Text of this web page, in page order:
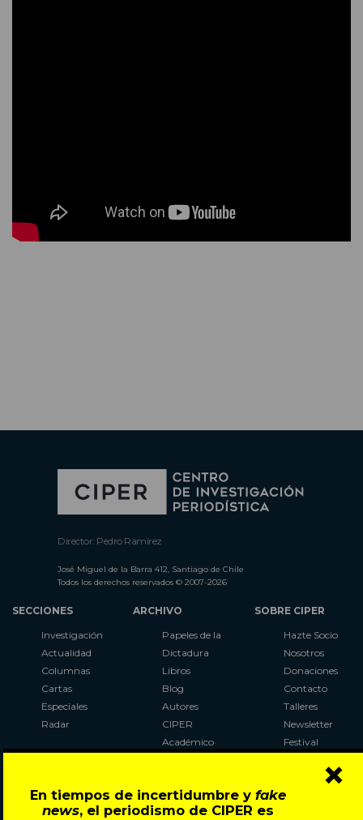
En tiempos de incertidumbre y fake
news, el periodismo de CIPER es
×
Director: Pedro Ramírez
José Miguel de la Barra 412, Santiago de Chile
Todos los derechos reservados © 2007-2026
SECCIONES
Investigación
Actualidad
Columnas
Cartas
Especiales
Radar
ARCHIVO
Papeles de la
Dictadura
Libros
Blog
Autores
CIPER
Académico
Al Plebiscito
con CIPER
SOBRE CIPER
Hazte Socio
Nosotros
Donaciones
Contacto
Talleres
Newsletter
Festival